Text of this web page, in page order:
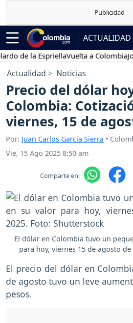
ACTUALIDAD
la EspriellaVuelta a ColombiaJorge
Actualidad Noticias
Precio del dólar
Colombia:
viernes, 15 de
Por: Juan Carlos Garcia Sierra •
Vie, 15 Ago 2025 8:50 am
Comparte en:
El dólar en Colombia tuvo un
para hoy, viernes 15 de agosto
El precio del dólar en
de agosto tuvo un leve
pesos.